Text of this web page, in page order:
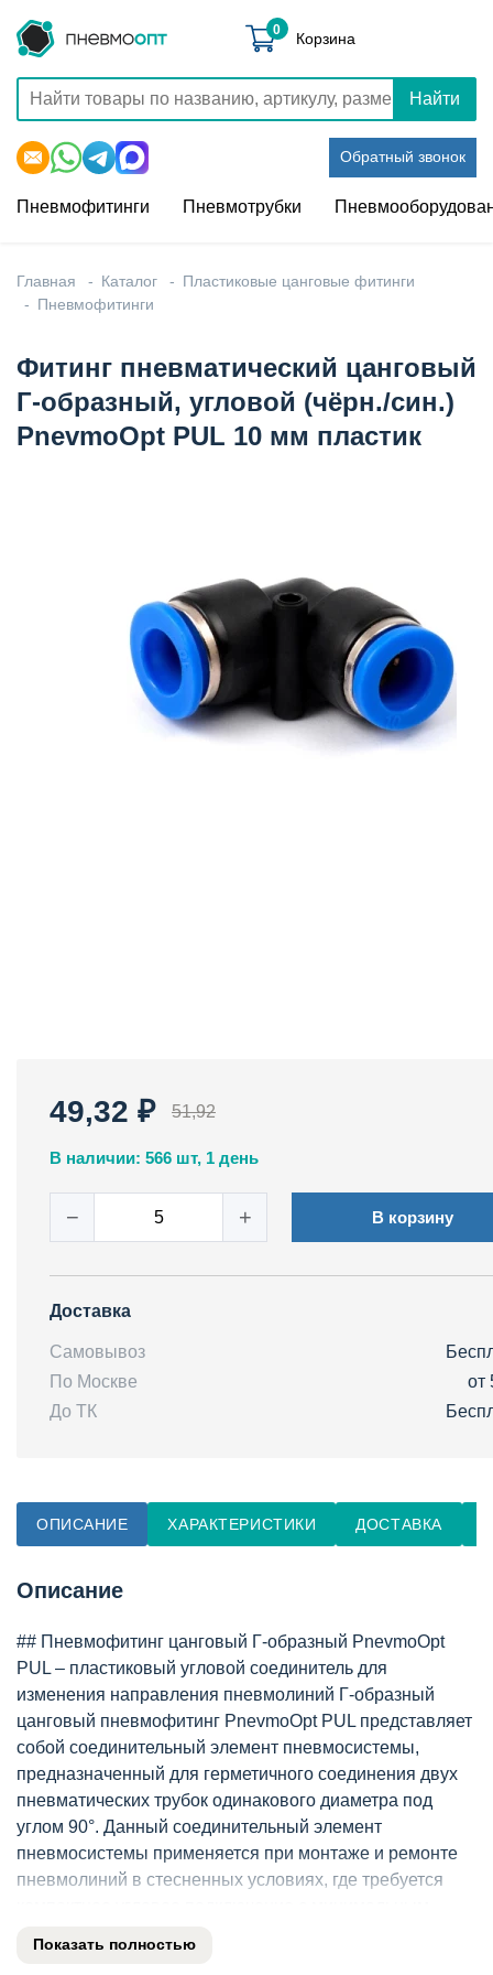
Найти
Обратный звонок
0 Корзина
Пневмофитинги Пневмотрубки
Главная Каталог
Пластиковые цанговые фитинги
Пневмофитинги
Фитинг пневматический цанговый
Г-образный, угловой (чёрн./син.)
PnevmoOpt PUL 10 мм пластик
49,32 ₽ 51,92
В наличии: 566 шт, 1 день
− + В корзину
Доставка
Самовывоз
По Москве
от
До ТК
ОПИСАНИЕ ХАРАКТЕРИСТИКИ ДОСТАВКА
Описание
## Пневмофитинг цанговый Г-образный PnevmoOpt
PUL – пластиковый угловой соединитель для
изменения направления пневмолиний Г-образный
цанговый пневмофитинг PnevmoOpt PUL представляет
собой соединительный элемент пневмосистемы,
предназначенный для герметичного соединения двух
пневматических трубок одинакового диаметра под
углом 90°. Данный соединительный элемент
пневмосистемы применяется при монтаже и ремонте
пневмолиний в стесненных условиях, где требуется
Показать полностью